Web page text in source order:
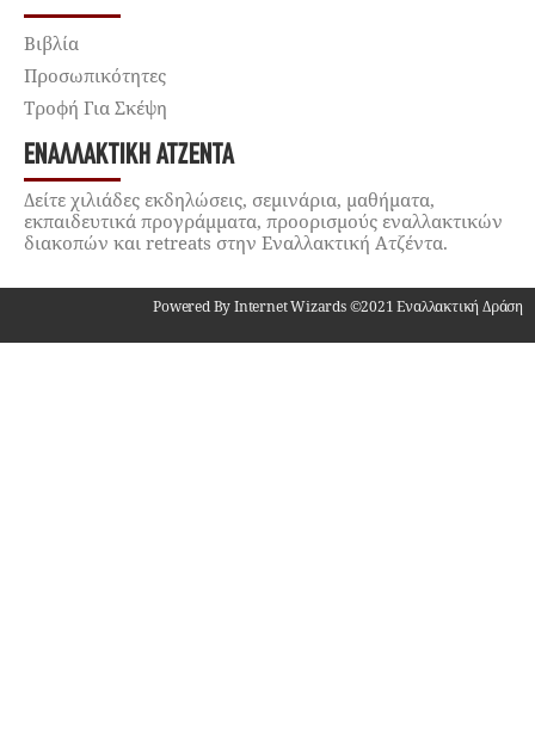
Βιβλία
Προσωπικότητες
Τροφή Για Σκέψη
ΕΝΑΛΛΑΚΤΙΚΉ ΑΤΖΈΝΤΑ
Δείτε χιλιάδες εκδηλώσεις, σεμινάρια, μαθήματα,
εκπαιδευτικά προγράμματα, προορισμούς εναλλακτικών
διακοπών και retreats στην Εναλλακτική Ατζέντα.
Powered By Internet Wizards ©2021 Εναλλακτική Δράση